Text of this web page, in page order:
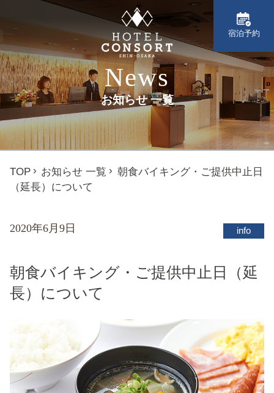
宿泊予約
News
お知らせ 一覧
TOP お知らせ 一覧
朝食バイキング・ご提供中止日
（延長）について
2020年6月9日 info
朝食バイキング・ご提供中止日（延
長）について